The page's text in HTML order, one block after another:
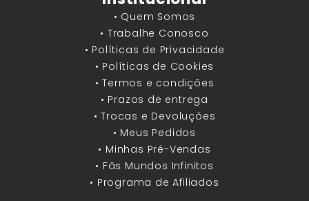
• Quem Somos
• Trabalhe Conosco
• Políticas de Privacidade
• Políticas de Cookies
• Termos e condições
• Prazos de entrega
• Trocas e Devoluções
• Meus Pedidos
• Minhas Pré-Vendas
• Fãs Mundos Infinitos
• Programa de Afiliados